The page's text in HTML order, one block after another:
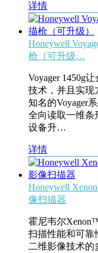
详情
Honeywell
枪（可升级…
Voyager 1450g
技术，并且实
知名的Voyager系
全向读取一维条
设备升…
详情
Honeywell
像扫描器
霍尼韦尔
扫描性能和可靠性
二维影像技术